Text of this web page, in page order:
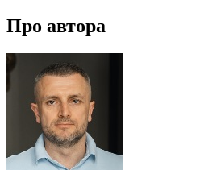
Про автора